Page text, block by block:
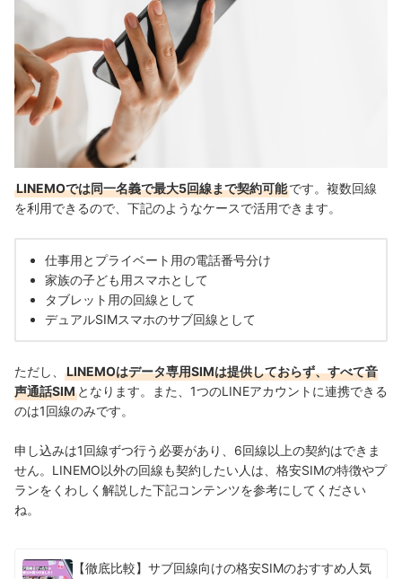
LINEMOでは同一名義で最大5回線まで契約可能です。複数回線
を利用できるので、下記のようなケースで活用できます。
仕事用とプライベート用の電話番号分け
家族の子ども用スマホとして
タブレット用の回線として
デュアルSIMスマホのサブ回線として
ただし、
LINEMOはデータ専用SIMは提供しておらず、すべて音
声通話SIM となります。また、1つのLINEアカウントに連携できる
のは1回線のみです。
申し込みは1回線ずつ行う必要があり、6回線以上の契約はできま
せん。LINEMO以外の回線も契約したい人は、格安SIMの特徴やプ
ランをくわしく解説した下記コンテンツを参考にしてください
ね。
【徹底比較】サブ回線向けの格安SIMのおすすめ人気